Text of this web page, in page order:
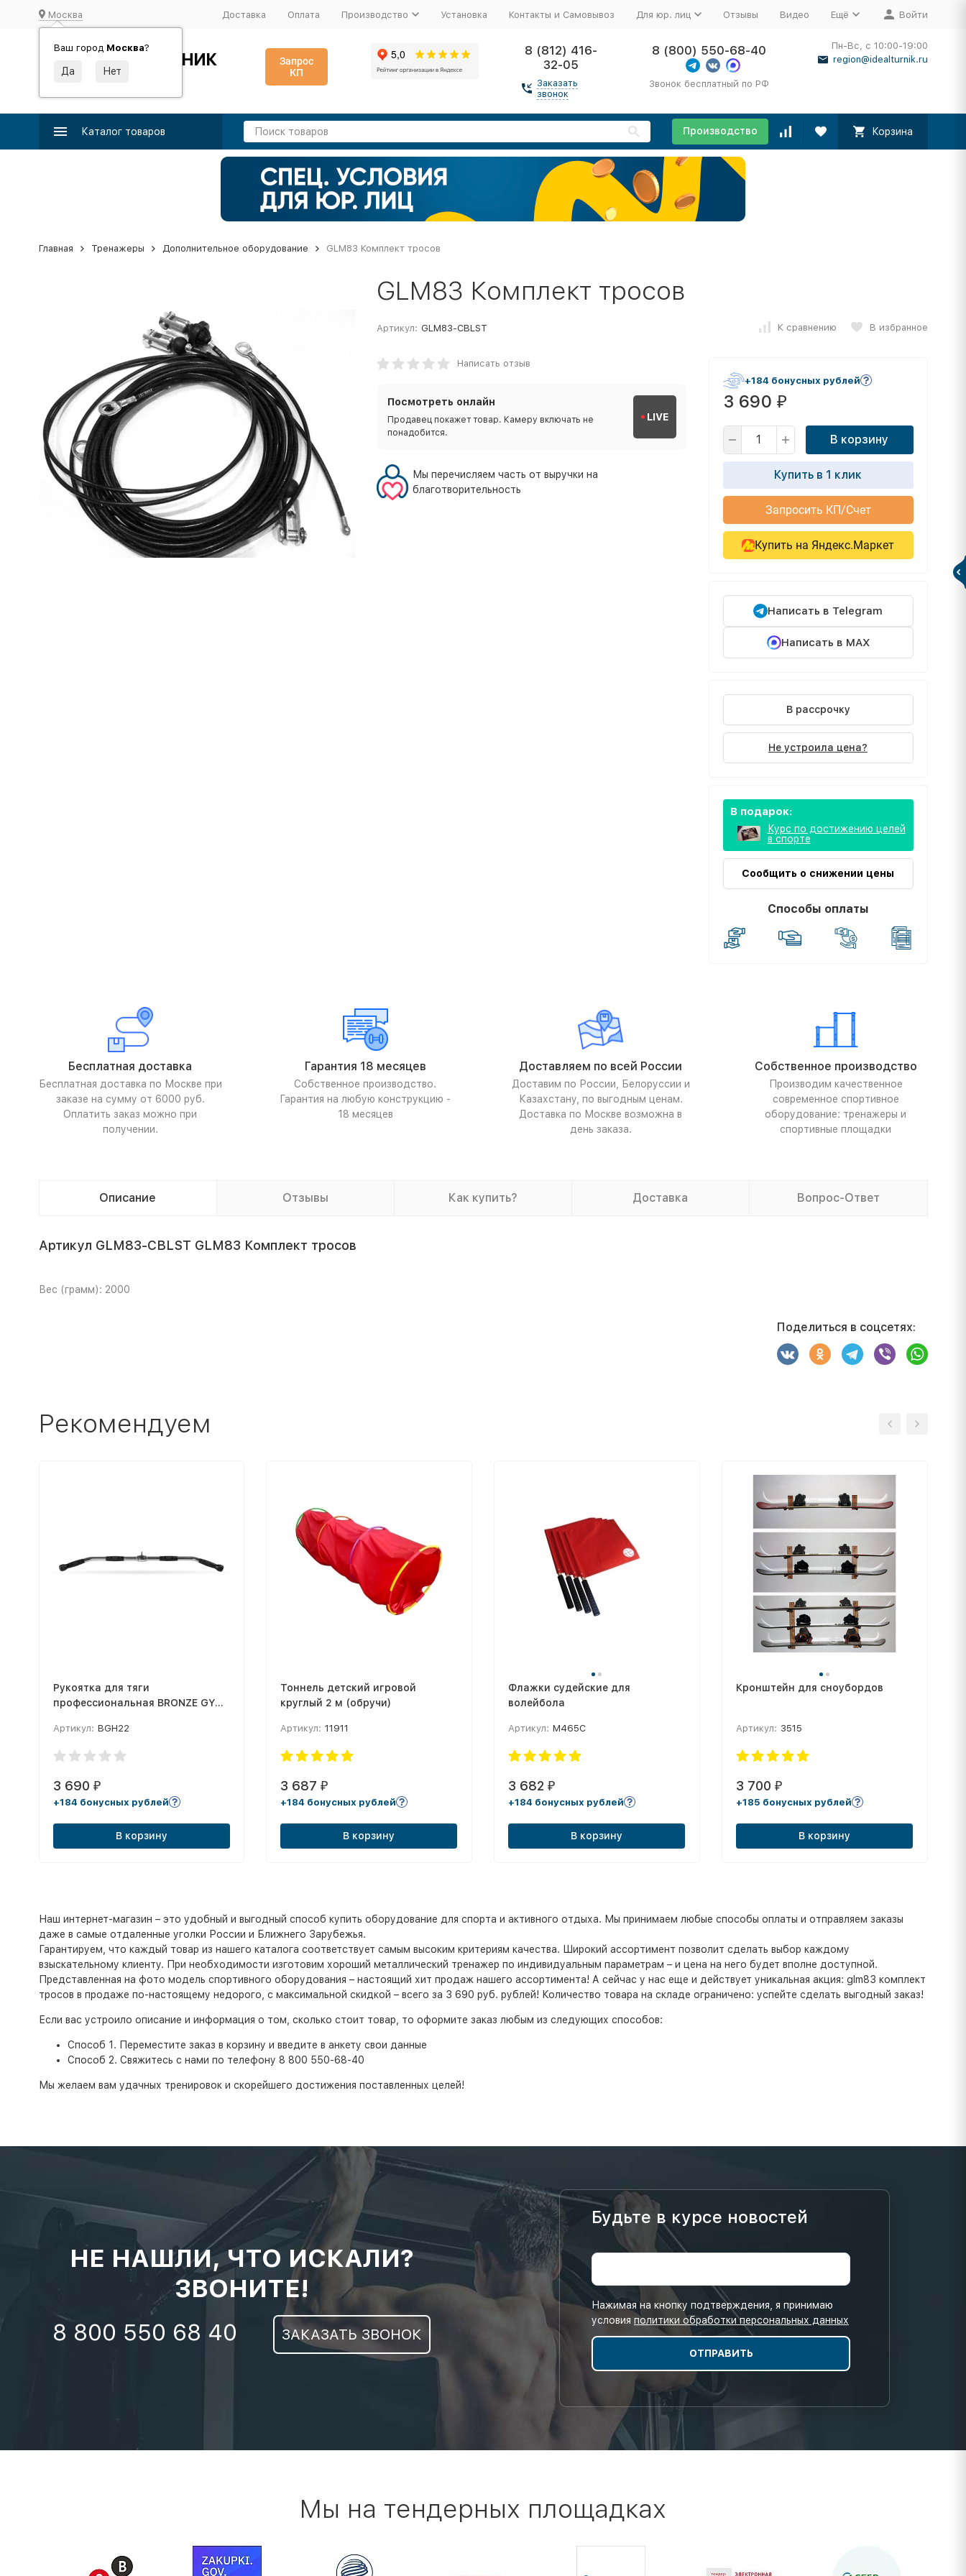
Москва
Ваш город Москва?
Доставка Оплата Производство Установка Контакты и Самовывоз Для юр. лиц Отзывы Видео Ещё Войти
ИДЕАЛЬНЫЙ ТУРНИК
Производство и поставка спортивного оборудования
Запрос
КП
8 (812) 416-
32-05
Заказать
звонок
8 (800) 550-68-40
Звонок бесплатный по РФ
Пн-Вс, с 10:00-19:00
region@idealturnik.ru
Каталог товаров Производство Корзина
Главная Тренажеры Дополнительное оборудование GLM83 Комплект тросов
GLM83 Комплект тросов
Артикул: GLM83-CBLST К сравнению В избранное
Написать отзыв
Посмотреть онлайн
Продавец покажет товар. Камеру включать не
понадобится.
LIVE
Мы перечисляем часть от выручки на
благотворительность
+184 бонусных рублей
3 690 ₽
В корзину
Купить в 1 клик
Запросить КП/Счет
Купить на Яндекс.Маркет
Написать в Telegram
Написать в MAX
В рассрочку
Не устроила цена?
В подарок:
Курс по достижению целей
в спорте
Сообщить о снижении цены
Способы оплаты
Бесплатная доставка
Бесплатная доставка по Москве при
заказе на сумму от 6000 руб.
Оплатить заказ можно при
получении.
Гарантия 18 месяцев
Собственное производство.
Гарантия на любую конструкцию -
18 месяцев
Доставляем по всей России
Доставим по России, Белоруссии и
Казахстану, по выгодным ценам.
Доставка по Москве возможна в
день заказа.
Собственное производство
Производим качественное
современное спортивное
оборудование: тренажеры и
спортивные площадки
Описание Отзывы Как купить? Доставка Вопрос-Ответ
Артикул GLM83-CBLST GLM83 Комплект тросов
Вес (грамм): 2000
Поделиться в соцсетях:
Рекомендуем
Рукоятка для тяги
профессиональная BRONZE GYM
Артикул: BGH22
3 690 ₽
+184 бонусных рублей
В корзину
Тоннель детский игровой
круглый 2 м (обручи)
Артикул: 11911
3 687₽
+184 бонусных рублей
В корзину
Флажки судейские для
волейбола
Артикул: М465С
3 682 ₽
+184 бонусных рублей
В корзину
Кронштейн для сноубордов
Артикул: 3515
3 700 ₽
+185 бонусных рублей
В корзину
Наш интернет-магазин – это удобный и выгодный способ купить оборудование для спорта и активного отдыха. Мы принимаем любые способы оплаты и отправляем заказы
даже в самые отдаленные уголки России и Ближнего Зарубежья.
Гарантируем, что каждый товар из нашего каталога соответствует самым высоким критериям качества. Широкий ассортимент позволит сделать выбор каждому
взыскательному клиенту. При необходимости изготовим хороший металлический тренажер по индивидуальным параметрам – и цена на него будет вполне доступной.
Представленная на фото модель спортивного оборудования – настоящий хит продаж нашего ассортимента! А сейчас у нас еще и действует уникальная акция: glm83 комплект
тросов в продаже по-настоящему недорого, с максимальной скидкой – всего за 3 690 руб. рублей! Количество товара на складе ограничено: успейте сделать выгодный заказ!
Если вас устроило описание и информация о том, сколько стоит товар, то оформите заказ любым из следующих способов:
Способ 1. Переместите заказ в корзину и введите в анкету свои данные
Способ 2. Свяжитесь с нами по телефону 8 800 550-68-40
Мы желаем вам удачных тренировок и скорейшего достижения поставленных целей!
НЕ НАШЛИ, ЧТО ИСКАЛИ?
ЗВОНИТЕ!
8 800 550 68 40 ЗАКАЗАТЬ ЗВОНОК
Будьте в курсе новостей
Нажимая на кнопку подтверждения, я принимаю
условия политики обработки персональных данных
Мы на тендерных площадках